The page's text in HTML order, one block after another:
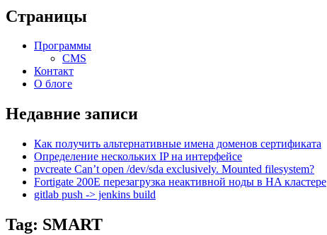
Страницы
Программы
CMS
Контакт
О блоге
Недавние записи
Как получить альтернативные имена доменов сертификата
Определение нескольких IP на интерфейсе
pvcreate Can’t open /dev/sda exclusively. Mounted filesystem?
Fortigate 200E перезагрузка неактивной ноды в HA кластере
gitlab push -> jenkins build
Tag: SMART